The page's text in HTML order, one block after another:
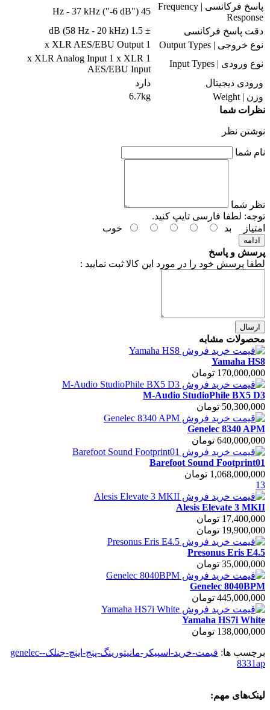
پاسخ فرکانسی | Frequency
Response
45 Hz - 37 kHz ("-6 dB")
دقت پاسخ فرکانسی
± 1.5 dB (58 Hz - 20 kHz)
نوع خروجی | Output Types
1 x XLR AES/EBU Output
نوع ورودی | Input Types
1 x XLR Analog Input 1 x XLR
AES/EBU Input
ورودی دیجیتال
دارد
وزن | Weight
6.7kg
نظرات شما
نوشتن نظر
نام شما
نظر شما
توجه: لطفا فارسی تایپ کنید.
امتیاز
بد خوب
ادامه
پرسش و پاسخ
لطفا پرسش خود را در مورد این کالا ثبت نمایید :
ارسال
محصولات مشابه
Yamaha HS8
170,000,000 تومان
M-Audio StudioPhile BX5 D3
50,300,000 تومان
Genelec 8340 APM
640,000,000 تومان
Barefoot Sound Footprint01
1,068,000,000 تومان
13
Alesis Elevate 3 MKII
17,400,000 تومان
19,900,000 تومان
Presonus Eris E4.5
35,000,000 تومان
Genelec 8040BPM
445,000,000 تومان
Yamaha HS7i White
138,000,000 تومان
برچسب ها:
قیمت-خرید-اسپیکر-مانیتورینگ-پنج-اینچ-جنلک-genelec-
8331ap
لینک‌های مهم: